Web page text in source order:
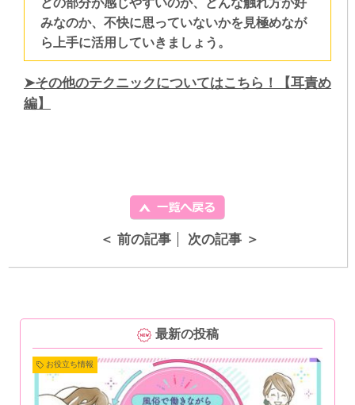
どの部分が感じやすいのか、どんな触れ方が好
みなのか、不快に思っていないかを見極めなが
ら上手に活用していきましょう。
➤その他のテクニックについてはこちら！【耳責め
編】
＜ 前の記事 次の記事 ＞
最新の投稿
お役立ち情報